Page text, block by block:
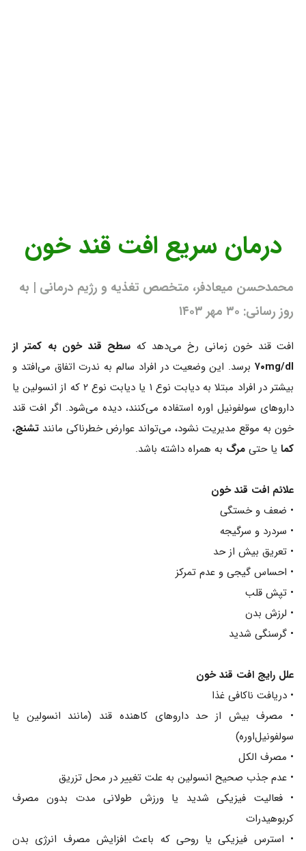
درمان سریع افت قند خون
محمدحسن میعادفر، متخصص تغذیه و رژیم درمانی | به
روز رسانی: ۳۰ مهر ۱۴۰۳
افت قند خون زمانی رخ می‌دهد که سطح قند خون به کمتر از
۷۰mg/dlبرسد. این وضعیت در افراد سالم به ندرت اتفاق می‌افتد و
بیشتر در افراد مبتلا به دیابت نوع ۱ یا دیابت نوع ۲ که از انسولین یا
داروهای سولفونیل‌ اوره استفاده می‌کنند، دیده می‌شود. اگر افت قند
خون به موقع مدیریت نشود، می‌تواند عوارض خطرناکی مانندتشنج،
کما یا حتی مرگ به همراه داشته باشد.
علائم افت قند خون
• ضعف و خستگی
• سردرد و سرگیجه
• تعریق بیش از حد
• احساس گیجی و عدم تمرکز
• تپش قلب
• لرزش بدن
• گرسنگی شدید
علل رایج افت قند خون
• دریافت ناکافی غذا
• مصرف بیش از حد داروهای کاهنده قند (مانند انسولین یا
سولفونیل‌اوره)
• مصرف الکل
• عدم جذب صحیح انسولین به علت تغییر در محل تزریق
• فعالیت فیزیکی شدید یا ورزش طولانی مدت بدون مصرف
کربوهیدرات
• استرس فیزیکی یا روحی که باعث افزایش مصرف انرژی بدن